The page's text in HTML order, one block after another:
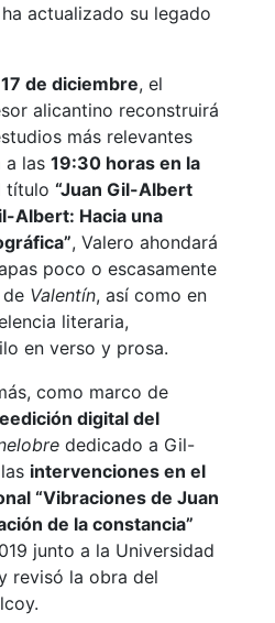
actualizado su legado
de diciembre, el
alicantino reconstruirá
más relevantes
a las 19:30 horas en la
título “Juan Gil-Albert
Albert: Hacia una
, Valero ahondará
poco o escasamente
Valentín, así como en
literaria,
en verso y prosa.
como marco de
digital del
dedicado a Gil-
intervenciones en el
“Vibraciones de Juan
de la constancia”
junto a la Universidad
revisó la obra del